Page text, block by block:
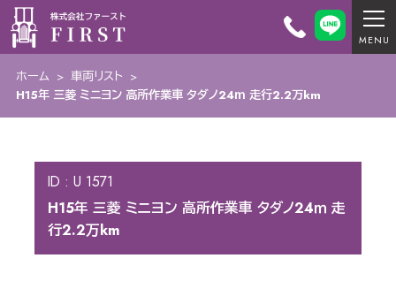
ホーム > 車両リスト >
H15年 三菱 ミニヨン 高所作業車 タダノ24ｍ 走行2.2万km
ID : U 1571
H15年 三菱 ミニヨン 高所作業車 タダノ24ｍ 走
行2.2万km